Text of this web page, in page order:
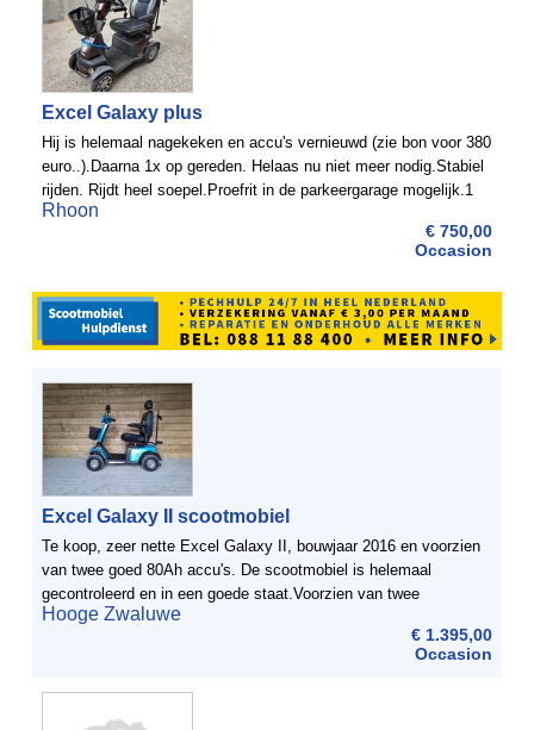
Excel Galaxy plus
Hij is helemaal nagekeken en accu's vernieuwd (zie bon voor 380
euro..).Daarna 1x op gereden. Helaas nu niet meer nodig.Stabiel
rijden. Rijdt heel soepel.Proefrit in de parkeergarage mogelijk.1
sleutel erbij.Blauw slot aan voorkant ...
Rhoon
€ 750,00
Occasion
Excel Galaxy II scootmobiel
Te koop, zeer nette Excel Galaxy II, bouwjaar 2016 en voorzien
van twee goed 80Ah accu's. De scootmobiel is helemaal
gecontroleerd en in een goede staat.Voorzien van twee
spiegels.Algemene gegevens:De Excel Galaxy II 4 is een 15
Hooge Zwaluwe
€ 1.395,00
Occasion